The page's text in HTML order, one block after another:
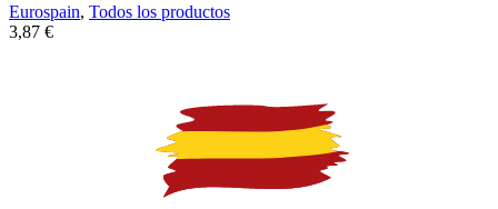
Eurospain, Todos los productos
3,87 €